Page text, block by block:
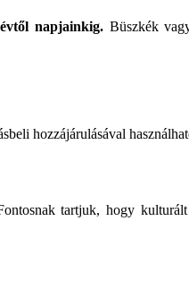
napjainkig.Büszkék
hozzájárulásával
tartjuk, hogy kulturált